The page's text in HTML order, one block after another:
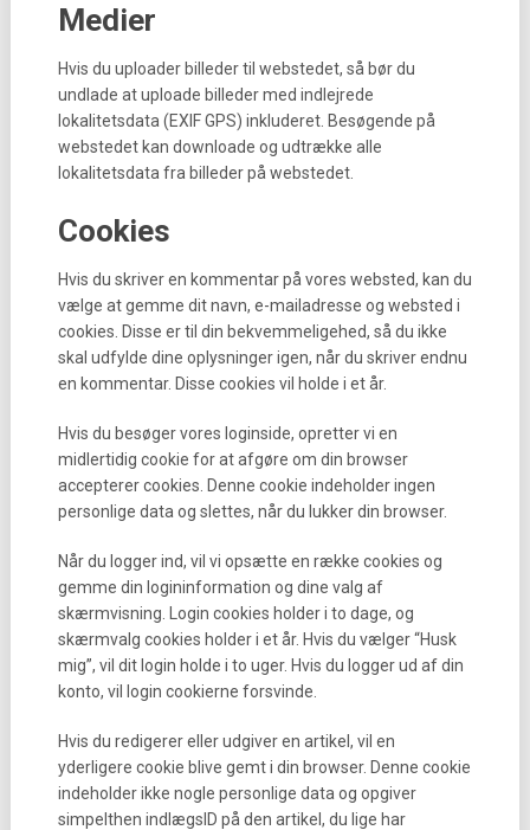
Medier
Hvis du uploader billeder til webstedet, så bør du
undlade at uploade billeder med indlejrede
lokalitetsdata (EXIF GPS) inkluderet. Besøgende på
webstedet kan downloade og udtrække alle
lokalitetsdata fra billeder på webstedet.
Cookies
Hvis du skriver en kommentar på vores websted, kan du
vælge at gemme dit navn, e-mailadresse og websted i
cookies. Disse er til din bekvemmeligehed, så du ikke
skal udfylde dine oplysninger igen, når du skriver endnu
en kommentar. Disse cookies vil holde i et år.
Hvis du besøger vores loginside, opretter vi en
midlertidig cookie for at afgøre om din browser
accepterer cookies. Denne cookie indeholder ingen
personlige data og slettes, når du lukker din browser.
Når du logger ind, vil vi opsætte en række cookies og
gemme din logininformation og dine valg af
skærmvisning. Login cookies holder i to dage, og
skærmvalg cookies holder i et år. Hvis du vælger “Husk
mig”, vil dit login holde i to uger. Hvis du logger ud af din
konto, vil login cookierne forsvinde.
Hvis du redigerer eller udgiver en artikel, vil en
yderligere cookie blive gemt i din browser. Denne cookie
indeholder ikke nogle personlige data og opgiver
simpelthen indlægsID på den artikel, du lige har